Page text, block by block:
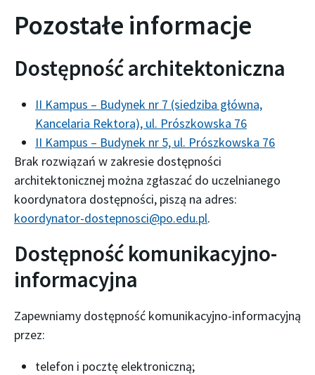
Pozostałe informacje
Dostępność architektoniczna
II Kampus – Budynek nr 7 (siedziba główna,
Kancelaria Rektora), ul. Prószkowska 76
II Kampus – Budynek nr 5, ul. Prószkowska 76
Brak rozwiązań w zakresie dostępności
architektonicznej można zgłaszać do uczelnianego
koordynatora dostępności, piszą na adres:
koordynator-dostepnosci@po.edu.pl.
Dostępność komunikacyjno-
informacyjna
Zapewniamy dostępność komunikacyjno-informacyjną
przez:
telefon i pocztę elektroniczną;